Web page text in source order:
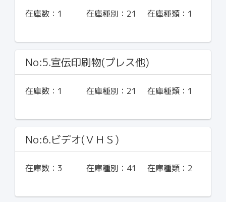
在庫数： 1 在庫種別： 21 在庫種類： 1
No:5.宣伝印刷物(プレス他)
在庫数： 1 在庫種別： 21 在庫種類： 1
No:6.ビデオ(ＶＨＳ)
在庫数： 3 在庫種別： 41 在庫種類： 2